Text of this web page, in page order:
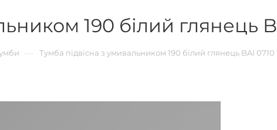
190 білий глянець
Тумба підвісна з умивальником 190 білий глянець BAI 0710